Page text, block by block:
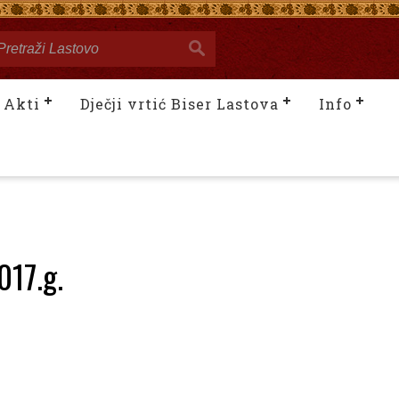
Akti Dječji vrtić Biser Lastova Info